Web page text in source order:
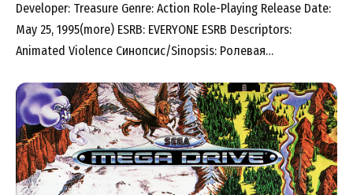
Developer: Treasure Genre: Action Role-Playing Release Date:
May 25, 1995(more) ESRB: EVERYONE ESRB Descriptors:
Animated Violence Синопсис/Sinopsis: Ролевая…